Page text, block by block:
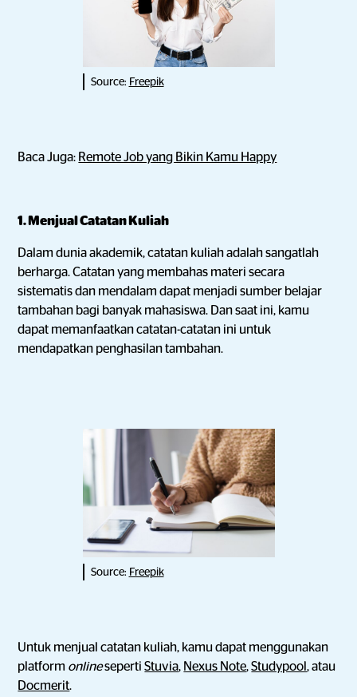
Source: Freepik
Baca Juga: Remote Job yang Bikin Kamu Happy
1. Menjual Catatan Kuliah
Dalam dunia akademik, catatan kuliah adalah sangatlah
berharga. Catatan yang membahas materi secara
sistematis dan mendalam dapat menjadi sumber belajar
tambahan bagi banyak mahasiswa. Dan saat ini, kamu
dapat memanfaatkan catatan-catatan ini untuk
mendapatkan penghasilan tambahan.
Source: Freepik
Untuk menjual catatan kuliah, kamu dapat menggunakan
platform onlinesepertiStuvia, Nexus Note,Studypool, atau
Docmerit.